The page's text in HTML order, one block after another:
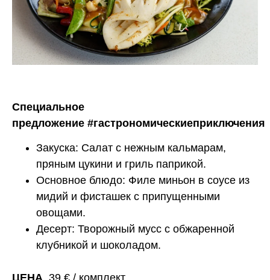
Cпециальное
предложение #гастрономическиеприключения
Закуска: Салат с нежным кальмарам,
пряным цукини и гриль паприкой.
Основное блюдо: Филе миньон в соусе из
мидий и фисташек с припущенными
овощами.
Десерт: Творожный мусс с обжаренной
клубникой и шоколадом.